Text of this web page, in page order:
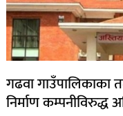
गढवा गाउँपालिकाका
निर्माण कम्पनीविरुद्ध